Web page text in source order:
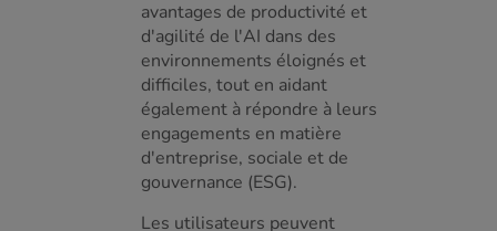
avantages de productivité et
d'agilité de l'AI dans des
environnements éloignés et
difficiles, tout en aidant
également à répondre à leurs
engagements en matière
d'entreprise, sociale et de
gouvernance (ESG).
Les utilisateurs peuvent